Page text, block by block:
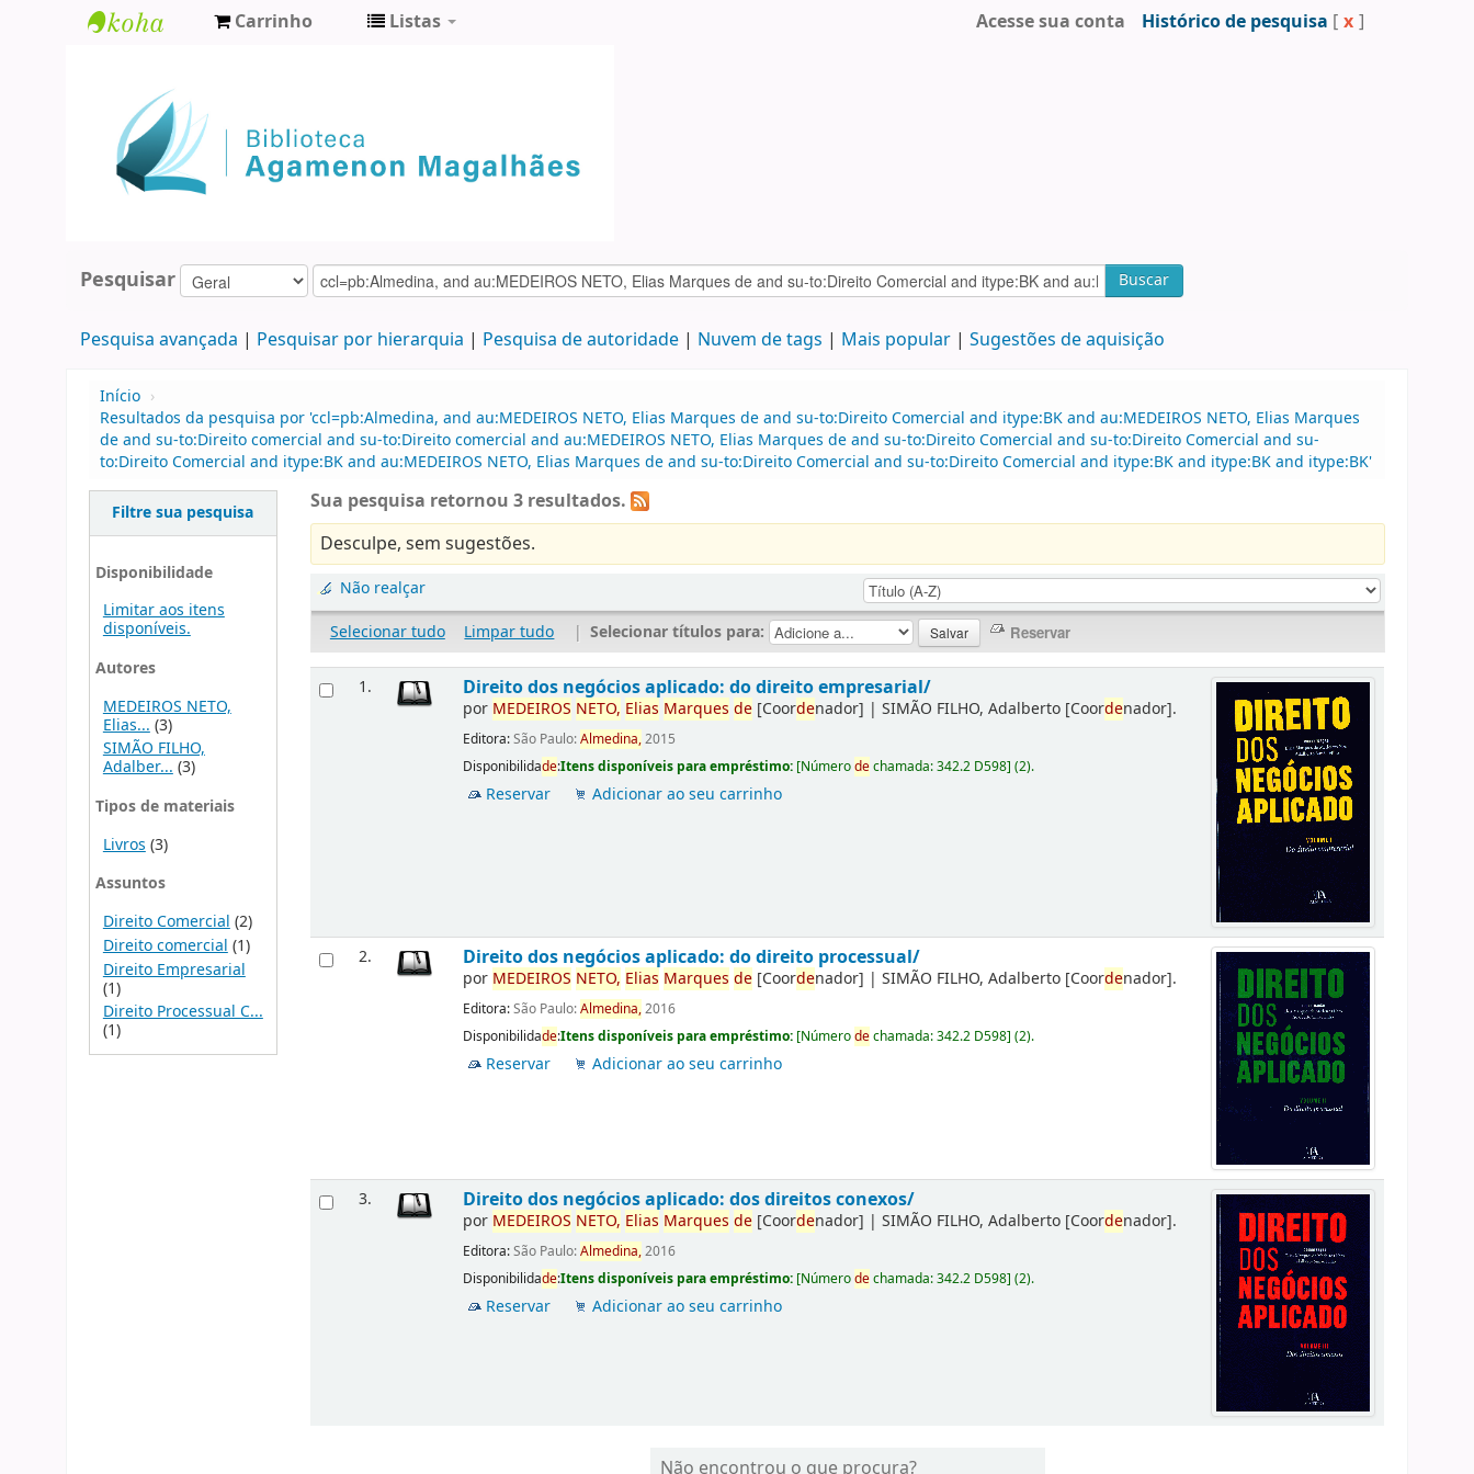
Agamenon
Magalhães
Carrinho Listas Acesse sua conta Histórico de pesquisa [ x ]
Pesquisar Buscar
Pesquisa avançada Pesquisar por hierarquia Pesquisa de autoridade Nuvem de tags Mais popular Sugestões de aquisição
Início ›
Resultados da pesquisa por 'ccl=pb:Almedina, and au:MEDEIROS NETO, Elias Marques de and su-to:Direito Comercial and itype:BK and au:MEDEIROS NETO, Elias Marques
de and su-to:Direito comercial and su-to:Direito comercial and au:MEDEIROS NETO, Elias Marques de and su-to:Direito Comercial and su-to:Direito Comercial and su-
to:Direito Comercial and itype:BK and au:MEDEIROS NETO, Elias Marques de and su-to:Direito Comercial and su-to:Direito Comercial and itype:BK and itype:BK and itype:BK'
Filtre sua pesquisa
Disponibilidade
Limitar aos itens
disponíveis.
Autores
MEDEIROS NETO,
Elias... (3)
SIMÃO FILHO,
Adalber...(3)
Tipos de materiais
Livros (3)
Assuntos
Direito Comercial (2)
Direito comercial (1)
Direito Empresarial
(1)
Direito Processual C...
(1)
Sua pesquisa retornou 3 resultados.
Desculpe, sem sugestões.
Não realçar
Selecionar tudo
Limpar tudo | Selecionar títulos para:
1. Direito dos negócios aplicado: do direito empresarial/
por MEDEIROS NETO, Elias Marques de [Coordenador] |SIMÃO FILHO, Adalberto [Coordenador].
Editora:São Paulo:Almedina,2015
Disponibilidade:Itens disponíveis para empréstimo: [Númerodechamada:342.2 D598](2).
Reservar Adicionar ao seu carrinho
2. Direito dos negócios aplicado: do direito processual/
por MEDEIROS NETO, Elias Marques de [Coordenador] |SIMÃO FILHO, Adalberto [Coordenador].
Editora:São Paulo:Almedina,2016
Disponibilidade:Itens disponíveis para empréstimo: [Númerodechamada:342.2 D598](2).
Reservar Adicionar ao seu carrinho
3. Direito dos negócios aplicado: dos direitos conexos/
por MEDEIROS NETO, Elias Marques de [Coordenador] |SIMÃO FILHO, Adalberto [Coordenador].
Editora:São Paulo:Almedina,2016
Disponibilidade:Itens disponíveis para empréstimo: [Númerodechamada:342.2 D598](2).
Reservar Adicionar ao seu carrinho